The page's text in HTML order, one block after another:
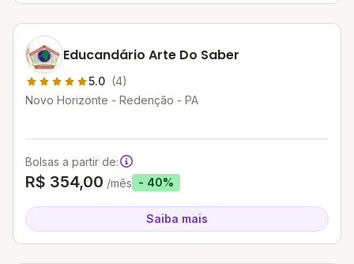
Educandário Arte Do Saber
5.0 (4)
Novo Horizonte - Redenção - PA
Bolsas a partir de:
R$ 354,00 /mês - 40%
Saiba mais